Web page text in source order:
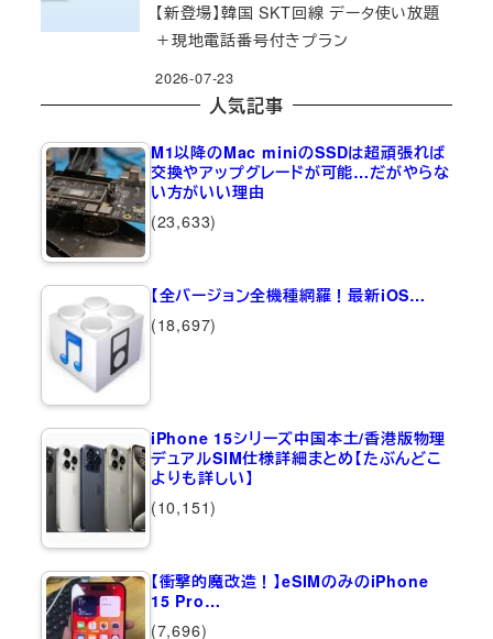
【新登場】韓国 SKT回線 データ使い放題
＋現地電話番号付きプラン
2026-07-23
人気記事
M1以降のMac miniのSSDは超頑張れば
交換やアップグレードが可能…だがやらな
い方がいい理由
(23,633)
【全バージョン全機種網羅！最新iOS…
(18,697)
iPhone 15シリーズ中国本土/香港版物理
デュアルSIM仕様詳細まとめ【たぶんどこ
よりも詳しい】
(10,151)
【衝撃的魔改造！】eSIMのみのiPhone
15 Pro…
(7,696)